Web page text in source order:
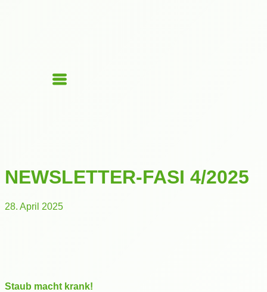
NEWSLETTER-FASI 4/2025
28. April 2025
Staub macht krank!